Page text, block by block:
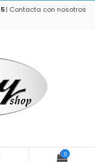
| Contacta con nosotros
0